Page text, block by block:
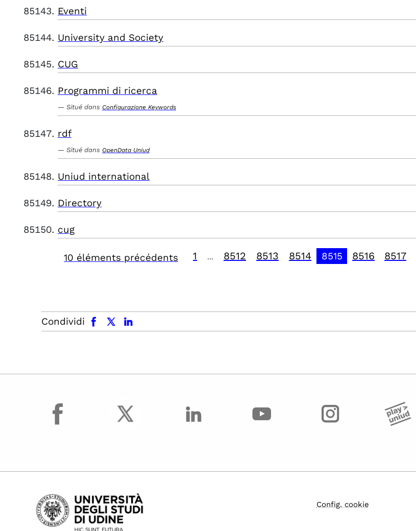
Eventi
University and Society
CUG
Programmi di ricerca
Situé dans Configurazione Keywords
rdf
Situé dans OpenData Uniud
Uniud international
Directory
cug
10 éléments précédents 1 8512 8513 8514 8515 8516 8517
Condividi
facebook x.com linkedin
facebook
Config. cookie